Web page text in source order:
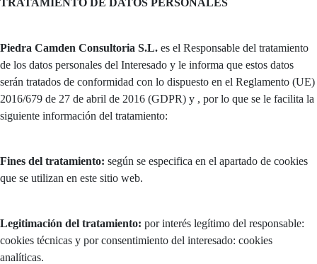
TRATAMIENTO DE DATOS PERSONALES
Piedra Camden Consultoria S.L. es el Responsable del tratamiento
de los datos personales del Interesado y le informa que estos datos
serán tratados de conformidad con lo dispuesto en el Reglamento (UE)
2016/679 de 27 de abril de 2016 (GDPR) y , por lo que se le facilita la
siguiente información del tratamiento:
Fines del tratamiento: según se especifica en el apartado de cookies
que se utilizan en este sitio web.
Legitimación del tratamiento: por interés legítimo del responsable:
cookies técnicas y por consentimiento del interesado: cookies
analíticas.